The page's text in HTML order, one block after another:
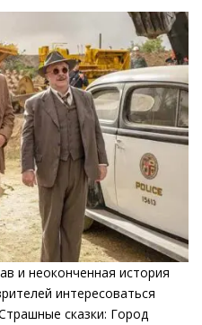
и неоконченная история
интересоваться
сказки: Город